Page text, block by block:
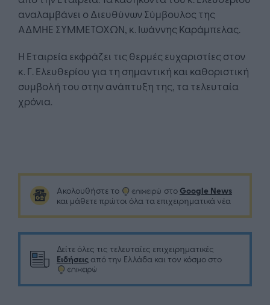
αναλαμβάνει ο Διευθύνων Σύμβουλος της
ΑΔΜΗΕ ΣΥΜΜΕΤΟΧΩΝ, κ. Ιωάννης Καράμπελας.
Η Εταιρεία εκφράζει τις θερμές ευχαριστίες στον
κ. Γ. Ελευθερίου για τη σημαντική και καθοριστική
συμβολή του στην ανάπτυξη της, τα τελευταία
χρόνια.
Ακολουθήστε το στο Google News
και μάθετε πρώτοι όλα τα επιχειρηματικά νέα
Δείτε όλες τις τελευταίες επιχειρηματικές
Ειδήσεις από την Ελλάδα και τον κόσμο στο